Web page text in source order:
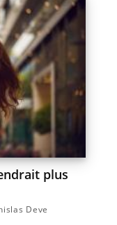
plus
Deve